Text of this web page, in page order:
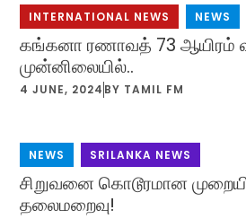
INTERNATIONAL NEWS NEWS
கங்கனா ரணாவத் 73 ஆயிரம்
முன்னிலையில்..
4 JUNE, 2024 BY TAMIL FM
NEWS SRILANKA NEWS
சிறுவனை கொடூரமான
தலைமறைவு!